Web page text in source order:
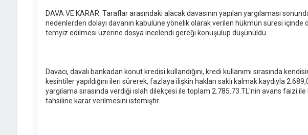
DAVA VE KARAR: Taraflar arasındaki alacak davasının yapılan yargılaması
nedenlerden dolayı davanın kabulüne yönelik olarak verilen hükmün süresi içinde
temyiz edilmesi üzerine dosya incelendi gereği konuşulup düşünüldü.
Davacı, davalı bankadan konut kredisi kullandığını, kredi kullanımı sırasında
kesintiler yapıldığını ileri sürerek, fazlaya ilişkin hakları saklı kalmak kaydıyla
yargılama sırasında verdiği ıslah dilekçesi ile toplam 2.785.73.TL'nin avans faizi
tahsiline karar verilmesini istemiştir.